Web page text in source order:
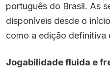
português do Brasil. As
disponíveis desde o
como a edição definitiva
Jogabilidade fluida e